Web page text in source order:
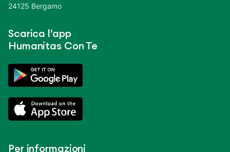
24125 Bergamo
Scarica l’app
Humanitas Con Te
Per informazioni